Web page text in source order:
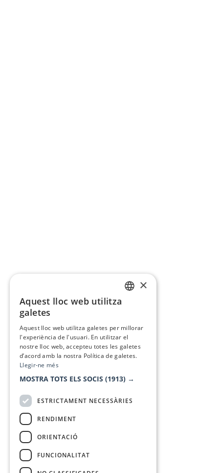
×
Aquest lloc web utilitza
galetes
Aquest lloc web utilitza galetes per millorar
l'experiència de l'usuari. En utilitzar el
nostre lloc web, accepteu totes les galetes
d’acord amb la nostra Política de galetes.
Llegir-ne més
MOSTRA TOTS ELS SOCIS (1913) →
ESTRICTAMENT NECESSÀRIES
RENDIMENT
ORIENTACIÓ
FUNCIONALITAT